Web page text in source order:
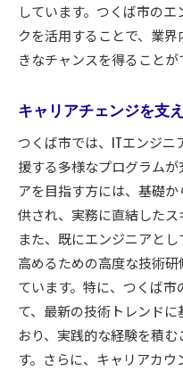
しています。つくば市の
クを活用することで、業
きなチャンスを得ることが
キャリアチェンジを支
つくば市では、ITエンジ
援する多様なプログラム
アを目指す方には、基礎
供され、実務に直結したス
また、既にエンジニアと
高めるための高度な技術
ています。特に、つくば
て、最新の技術トレンド
おり、実践的な経験を積
す。さらに、キャリアカ